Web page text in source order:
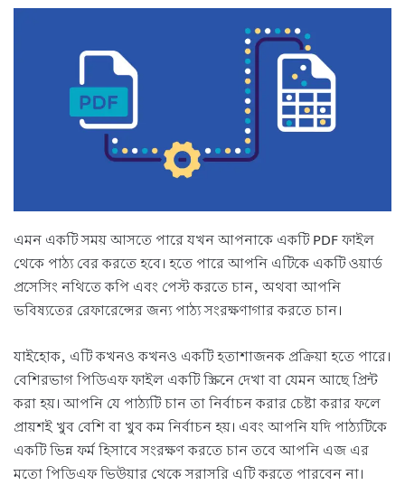
এমন একটি সময় আসতে পারে যখন আপনাকে একটি PDF ফাইল
থেকে পাঠ্য বের করতে হবে। হতে পারে আপনি এটিকে একটি ওয়ার্ড
প্রসেসিং নথিতে কপি এবং পেস্ট করতে চান, অথবা আপনি
ভবিষ্যতের রেফারেন্সের জন্য পাঠ্য সংরক্ষণাগার করতে চান।
যাইহোক, এটি কখনও কখনও একটি হতাশাজনক প্রক্রিয়া হতে পারে।
বেশিরভাগ পিডিএফ ফাইল একটি স্ক্রিনে দেখা বা যেমন আছে প্রিন্ট
করা হয়। আপনি যে পাঠ্যটি চান তা নির্বাচন করার চেষ্টা করার ফলে
প্রায়শই খুব বেশি বা খুব কম নির্বাচন হয়। এবং আপনি যদি পাঠ্যটিকে
একটি ভিন্ন ফর্ম হিসাবে সংরক্ষণ করতে চান তবে আপনি এজ এর
মতো পিডিএফ ভিউয়ার থেকে সরাসরি এটি করতে পারবেন না।